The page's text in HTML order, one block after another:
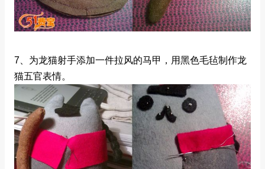
7、为龙猫射手添加一件拉风的马甲，用黑色毛毡制作龙
猫五官表情。